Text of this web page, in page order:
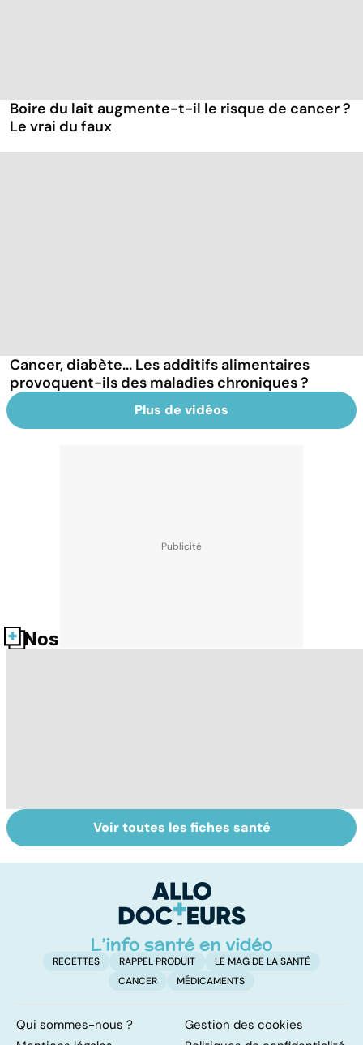
Boire du lait augmente-t-il le risque de cancer ?
Le vrai du faux
Cancer, diabète... Les additifs alimentaires
provoquent-ils des maladies chroniques ?
Plus de vidéos
Nos fiches santé
HPV : tout savoir
sur les
Comment tenir
ses bonnes
Voir toutes les fiches santé
RECETTES RAPPEL PRODUIT
LE MAG DE LA SANTÉ
CANCER
MÉDICAMENTS
Qui sommes-nous ?
Gestion des cookies